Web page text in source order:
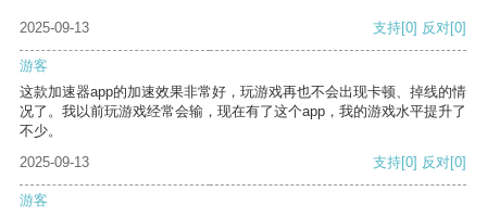
2025-09-13 支持[0] 反对[0]
游客
这款加速器app的加速效果非常好，玩游戏再也不会出现卡顿、掉线的情
况了。我以前玩游戏经常会输，现在有了这个app，我的游戏水平提升了
不少。
2025-09-13
支持[0] 反对[0]
游客